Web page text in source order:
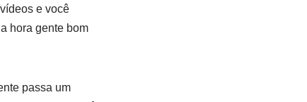
e você
hora gente bom
passa um